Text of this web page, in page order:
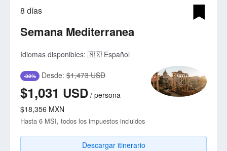
8 días
Semana Mediterranea
Idiomas disponibles: 🇲🇽 Español
-30% Desde: $1,473 USD
$1,031 USD / persona
$18,356 MXN
Hasta 6 MSI, todos los impuestos incluidos
Descargar itinerario